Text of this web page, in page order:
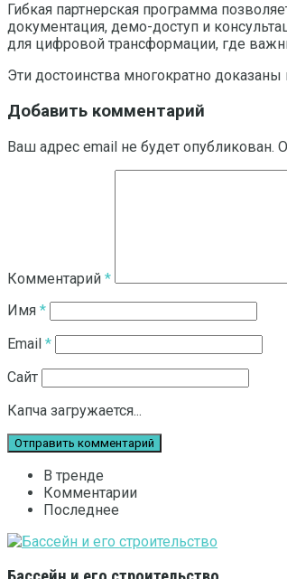
Гибкая партнерская программа
документация, демо-доступ и
для цифровой трансформации, где
Эти достоинства многократно
Добавить комментарий
Ваш адрес email не будет опубликован.
Комментарий *
Имя *
Email *
Сайт
Капча загружается...
В тренде
Комментарии
Последнее